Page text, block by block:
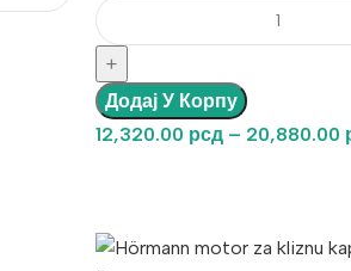
Додај У Корпу
12,320.00 рсд – 20,880.00